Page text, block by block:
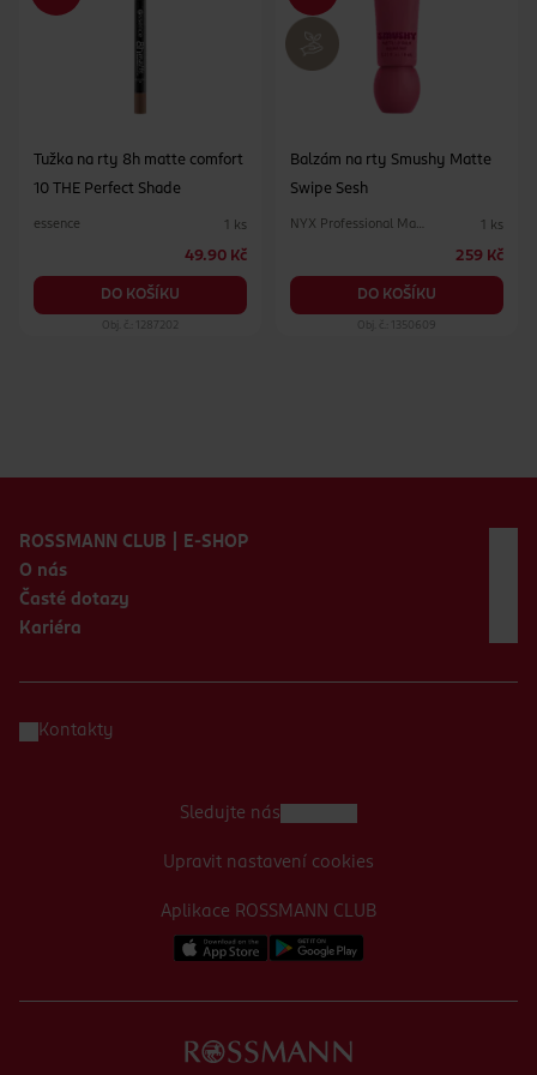
Tužka na rty 8h matte comfort
10 THE Perfect Shade
essence 1 ks
49.90 Kč
DO KOŠÍKU
Obj. č.: 1287202
Balzám na rty Smushy Matte
Swipe Sesh
NYX Professional Makeup 1 ks
259 Kč
DO KOŠÍKU
Obj. č.: 1350609
ROSSMANN CLUB | E-SHOP
O nás
Časté dotazy
Kariéra
Kontakty
Aplikace ROSSMANN CLUB
Sledujte nás
Upravit nastavení cookies